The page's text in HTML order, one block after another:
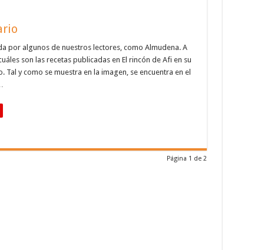
por algunos de nuestros lectores, como Almudena. A
son las recetas publicadas en El rincón de Afi en su
y como se muestra en la imagen, se encuentra en el
Página 1 de 2